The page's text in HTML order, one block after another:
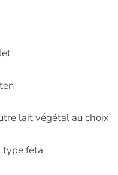
lait végétal au choix
type feta